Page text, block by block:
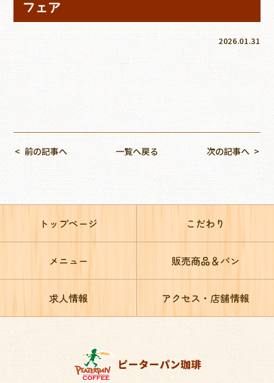
フェア
2026.01.31
前の記事へ 一覧へ戻る 次の記事へ
トップページ こだわり
メニュー 販売商品＆パン
求人情報 アクセス・店舗情報